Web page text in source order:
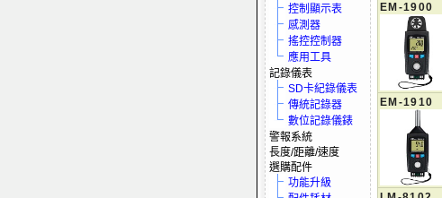
控制顯示表
感測器
搖控控制器
應用工具
記錄儀表
SD卡紀錄儀表
傳統記錄器
數位記錄儀錶
警報系統
長度/距離/速度
選購配件
功能升級
EM-1900
EM-1910